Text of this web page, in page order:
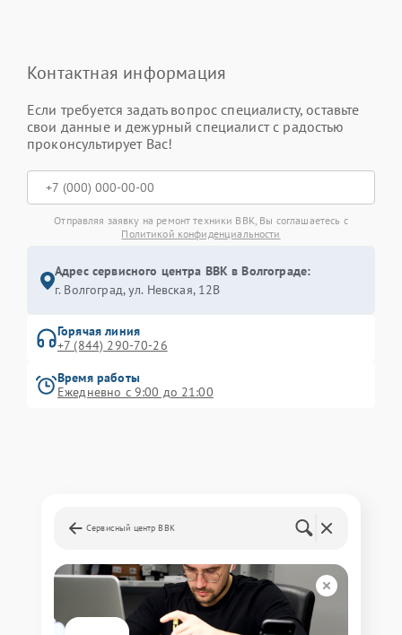
Контактная информация
Если требуется задать вопрос специалисту, оставьте
свои данные и дежурный специалист с радостью
проконсультирует Вас!
Отправляя заявку на ремонт техники BBK, Вы соглашаетесь с
Политикой конфиденциальности
Адрес сервисного центра BBK в Волгограде:
г. Волгоград, ул. Невская, 12В
Горячая линия
+7 (844) 290-70-26
Время работы
Ежедневно с 9:00 до 21:00
Сервисный центр BBK